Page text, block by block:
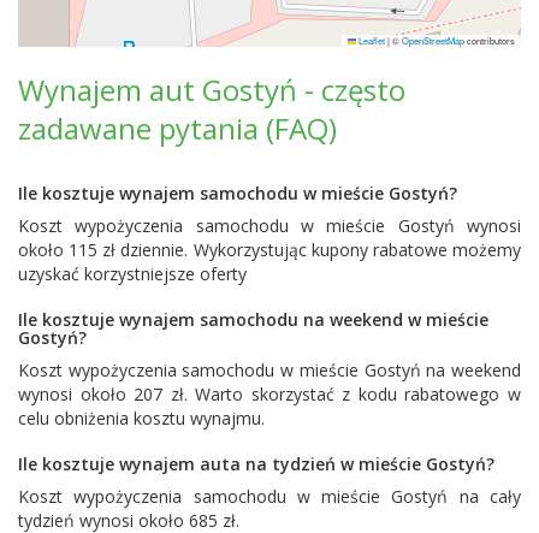
Leaflet|©OpenStreetMapcontributors
Wynajem aut Gostyń - często
zadawane pytania (FAQ)
Ile kosztuje wynajem samochodu w mieście Gostyń?
Koszt wypożyczenia samochodu w mieście Gostyń wynosi
około 115 zł dziennie. Wykorzystując kupony rabatowe możemy
uzyskać korzystniejsze oferty
Ile kosztuje wynajem samochodu na weekend w mieście
Gostyń?
Koszt wypożyczenia samochodu w mieście Gostyń na weekend
wynosi około 207 zł. Warto skorzystać z kodu rabatowego w
celu obniżenia kosztu wynajmu.
Ile kosztuje wynajem auta na tydzień w mieście Gostyń?
Koszt wypożyczenia samochodu w mieście Gostyń na cały
tydzień wynosi około 685 zł.